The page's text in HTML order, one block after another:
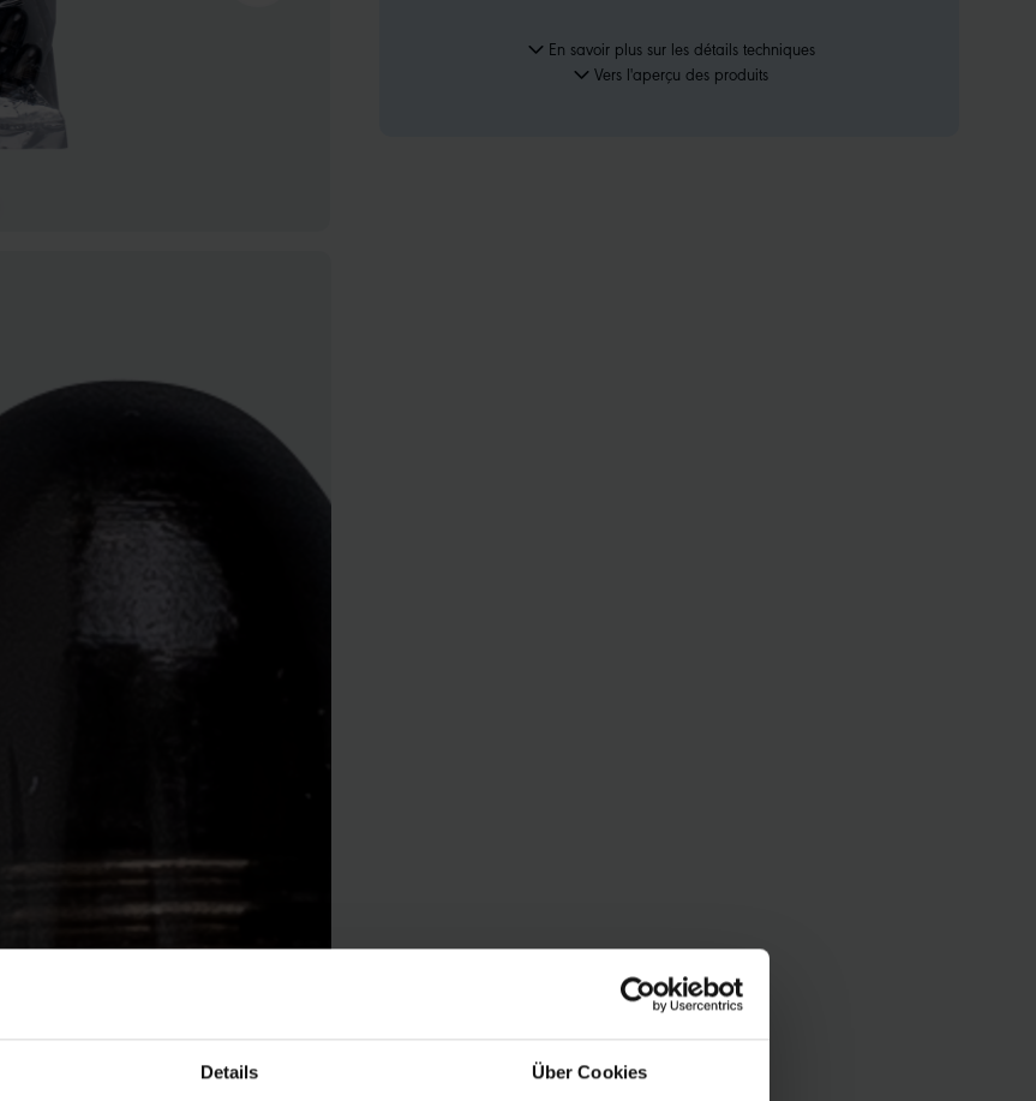
Details Über Cookies
En savoir plus sur les détails techniques
Vers l'aperçu des produits